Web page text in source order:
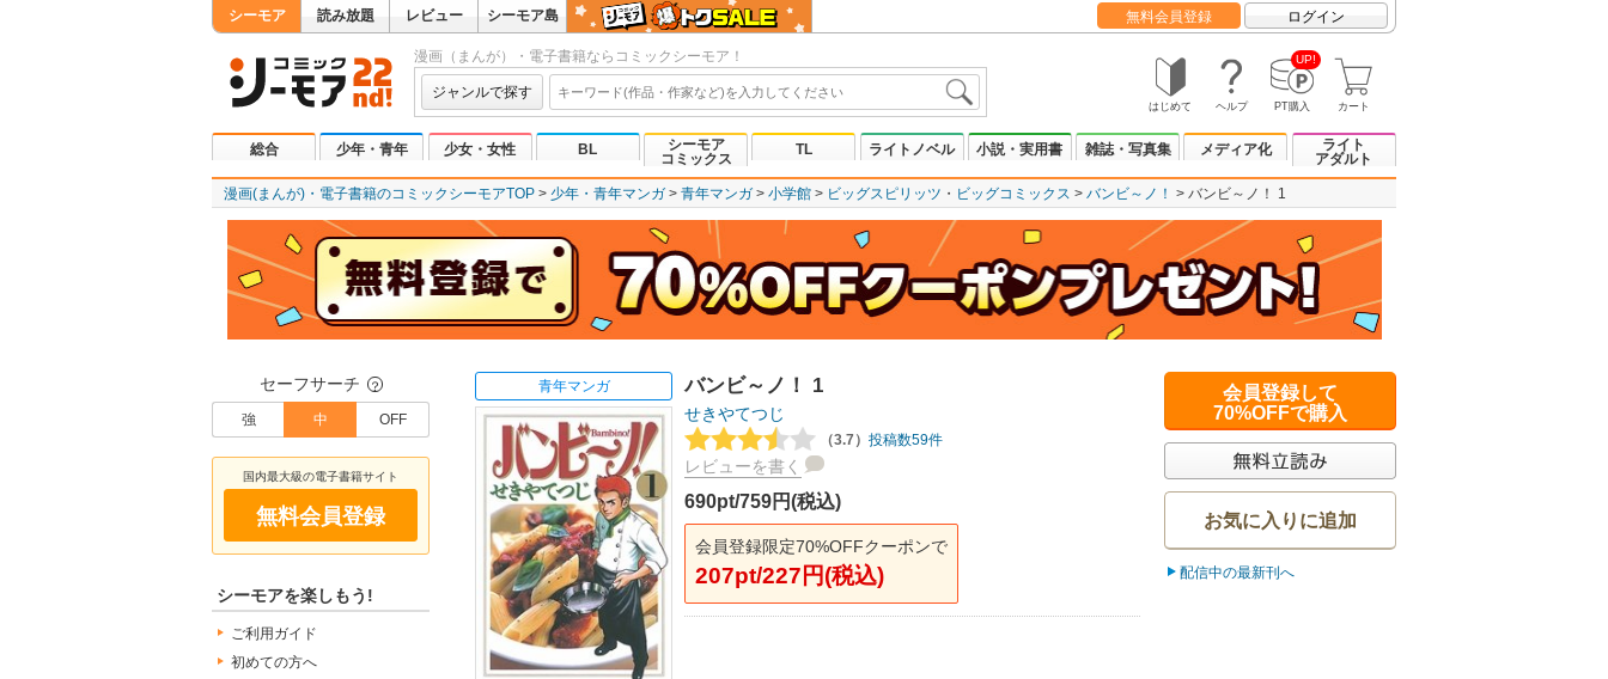
シーモア 読み放題 レビュー シーモア島 無料会員登録 ログイン
漫画（まんが）・電子書籍ならコミックシーモア！
ジャンルで探す
はじめて ヘルプ
UP!
PT購入 カート
総合 少年・青年 少女・女性 BL
シーモア
コミックス
TL ライトノベル 小説・実用書 雑誌・写真集 メディア化
ライト
アダルト
漫画(まんが)・電子書籍のコミックシーモアTOP 少年・青年マンガ 青年マンガ 小学館 ビッグスピリッツ ビッグコミックス バンビ～ノ！ バンビ～ノ！ 1
セーフサーチ ？
強 中 OFF
国内最大級の電子書籍サイト
無料会員登録
シーモアを楽しもう!
ご利用ガイド
初めての方へ
青年マンガ バンビ～ノ！ 1
せきやてつじ
（3.7） 投稿数59件
レビューを書く
690pt/759円(税込)
会員登録限定70%OFFクーポンで
207pt/227円(税込)
会員登録して
70%OFFで購入
お気に入りに追加
配信中の最新刊へ